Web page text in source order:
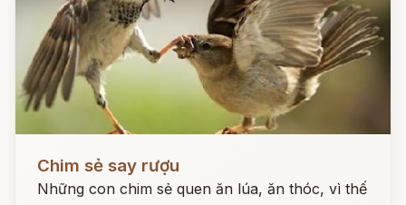
Chim sẻ say rượu
Những con chim sẻ quen ăn lúa, ăn thóc, vì thế